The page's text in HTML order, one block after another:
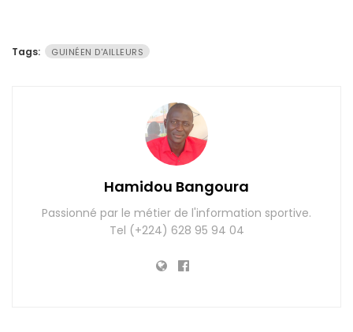
Tags: GUINÉEN D'AILLEURS
Hamidou Bangoura
Passionné par le métier de l'information sportive.
Tel (+224) 628 95 94 04